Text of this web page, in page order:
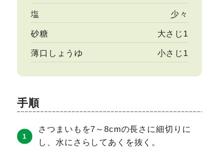
塩 少々
砂糖 大さじ1
薄口しょうゆ 小さじ1
手順
さつまいもを7～8cmの長さに細切りに
し、水にさらしてあくを抜く。